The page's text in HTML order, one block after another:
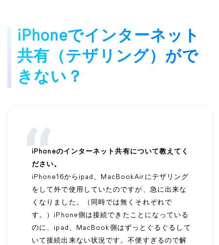
iPhoneでインターネット
共有（テザリング）がで
きない？
iPhoneのインターネット共有について教えてく
ださい。
iPhone16からipad、MacBookAirにテザリング
をして外で使用していたのですが、急に出来な
くなりました。（同時では無くそれぞれで
す。）iPhone側は接続できたことになっている
のに、ipad、MacBook側はずっとぐるぐるして
いて接続出来ない状況です。不便すぎるので解